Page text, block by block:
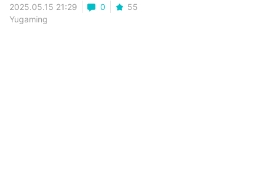
2025.05.15 21:29 0
55
Yugaming